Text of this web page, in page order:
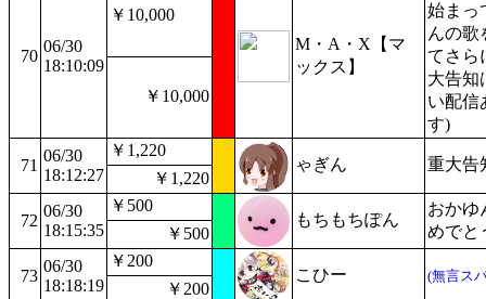
70
06/30
18:10:09
￥10,000
M・A・X【マ
ックス】
始まっ
んの歌
てさら
大告知
い配信
す)
￥10,000
71
06/30
18:12:27
￥1,220
ゃぎん 重大告
￥1,220
72
06/30
18:15:35
￥500
もちもちぽん
おかゆ
めでと
￥500
73
06/30
18:18:19
￥200
こひー (無言ス
￥200